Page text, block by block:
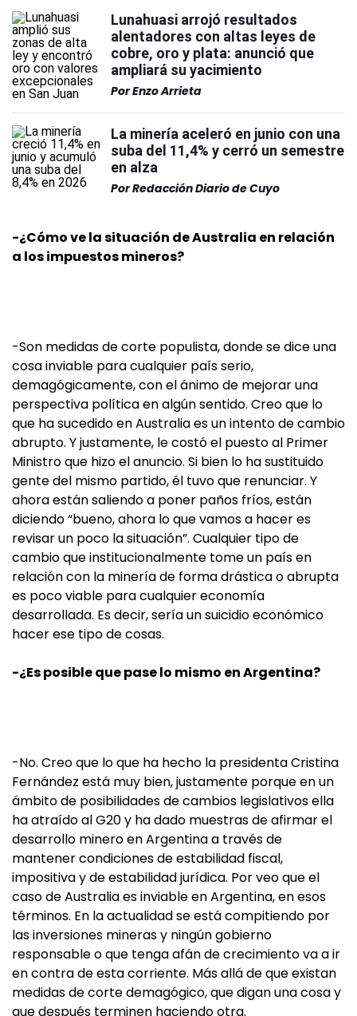
Lunahuasi arrojó resultados
alentadores con altas leyes de
cobre, oro y plata: anunció que
ampliará su yacimiento
PorEnzo Arrieta
La minería aceleró en junio con una
suba del 11,4% y cerró un semestre
en alza
PorRedacción Diario de Cuyo
-¿Cómo ve la situación de Australia en relación
a los impuestos mineros?
-Son medidas de corte populista, donde se dice una
cosa inviable para cualquier país serio,
demagógicamente, con el ánimo de mejorar una
perspectiva política en algún sentido. Creo que lo
que ha sucedido en Australia es un intento de cambio
abrupto. Y justamente, le costó el puesto al Primer
Ministro que hizo el anuncio. Si bien lo ha sustituido
gente del mismo partido, él tuvo que renunciar. Y
ahora están saliendo a poner paños fríos, están
diciendo “bueno, ahora lo que vamos a hacer es
revisar un poco la situación”. Cualquier tipo de
cambio que institucionalmente tome un país en
relación con la minería de forma drástica o abrupta
es poco viable para cualquier economía
desarrollada. Es decir, sería un suicidio económico
hacer ese tipo de cosas.
-¿Es posible que pase lo mismo en Argentina?
-No. Creo que lo que ha hecho la presidenta Cristina
Fernández está muy bien, justamente porque en un
ámbito de posibilidades de cambios legislativos ella
ha atraído al G20 y ha dado muestras de afirmar el
desarrollo minero en Argentina a través de
mantener condiciones de estabilidad fiscal,
impositiva y de estabilidad jurídica. Por veo que el
caso de Australia es inviable en Argentina, en esos
términos. En la actualidad se está compitiendo por
las inversiones mineras y ningún gobierno
responsable o que tenga afán de crecimiento va a ir
en contra de esta corriente. Más allá de que existan
medidas de corte demagógico, que digan una cosa y
que después terminen haciendo otra.